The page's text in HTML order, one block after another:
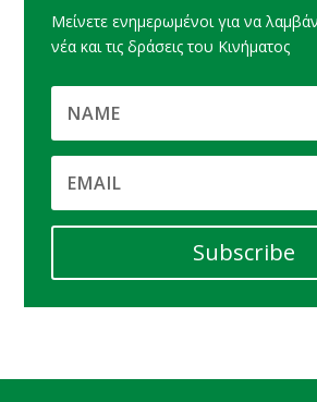
Μείνετε ενημερωμένοι για να
νέα και τις δράσεις του Κινήματος
Subscribe